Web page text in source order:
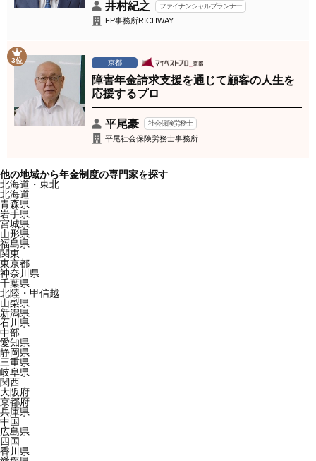
井村紀之 ファイナンシャルプランナー
FP事務所RICHWAY
3位 京都
障害年金請求支援を通じて顧客の人生を
応援するプロ
平尾豪 社会保険労務士
平尾社会保険労務士事務所
他の地域から年金制度の専門家を探す
北海道・東北
北海道
青森県
岩手県
宮城県
山形県
福島県
関東
東京都
神奈川県
千葉県
北陸・甲信越
山梨県
新潟県
石川県
中部
愛知県
静岡県
三重県
岐阜県
関西
大阪府
京都府
兵庫県
中国
広島県
四国
香川県